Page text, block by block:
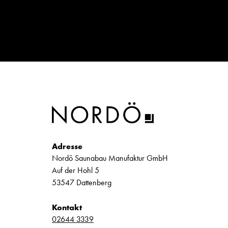
Adresse
Nordö Saunabau Manufaktur GmbH
Auf der Hohl 5
53547 Dattenberg
Kontakt
02644 3339